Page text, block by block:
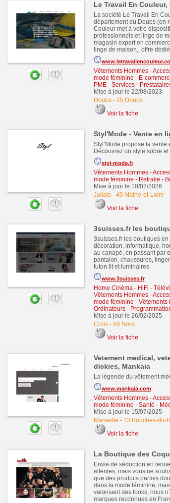
Le Travail En
La société Le Travail En
département du Doubs (en
Couleur met à votre
professionnels et linge de
magasin expert en
linge de maison,, offre
Vêtements Hommes -
mode féminine - E-
PME- Services -
Mise à jour le 22/08/2023
Doubs- 25 Doubs
Voir la fiche
Styl'Mode - Vente en
Styl’Mode propose la
Découvrez un style sobre et
styl-mode.fr
Vêtements Hommes -
mode féminine - Retraite -
Mise à jour le 10/02/2026
Jallais- 49 Maine-et-Loire
Voir la fiche
3suisses.fr les
3suisses.fr les boutiques
décoration, informatique,
au canapé, en passant par
pantalon, chaussures,
futon lit et luminaires.
www.3suisses.fr
Home Cinéma - HiFi -
Vêtements Hommes -
mode féminine - Vêtements
Ordinateurs -
Mise à jour le 26/02/2025
Croix- 59 Nord
Voir la fiche
Vetement medical,
dickies, Mankaia
La légende du vêtement
www.mankaia.com
Vêtements Hommes -
mode féminine - Santé -
Mise à jour le 15/07/2025
Marseille - 13 Bouches-du-
Voir la fiche
La Boutique des
Envie de séduction en
attentes, mais vous ne
que des produits parfois
dans la mode féminine,
valorisant des looks, nous
marques reconnues en